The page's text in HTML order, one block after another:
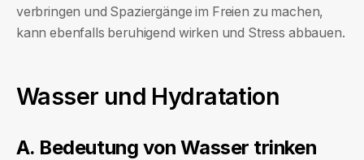
verbringen und Spaziergänge im Freien zu machen,
kann ebenfalls beruhigend wirken und Stress abbauen.
Wasser und Hydratation
A. Bedeutung von Wasser trinken